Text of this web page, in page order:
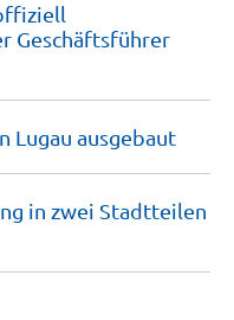
Geschäftsführer
Lugau ausgebaut
in zwei Stadtteilen